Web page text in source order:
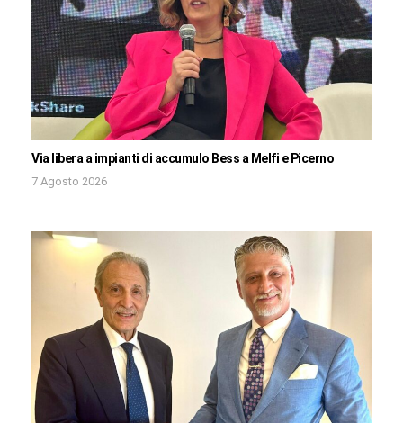
Via libera a impianti di accumulo Bess a Melfi e Picerno
7 Agosto 2026